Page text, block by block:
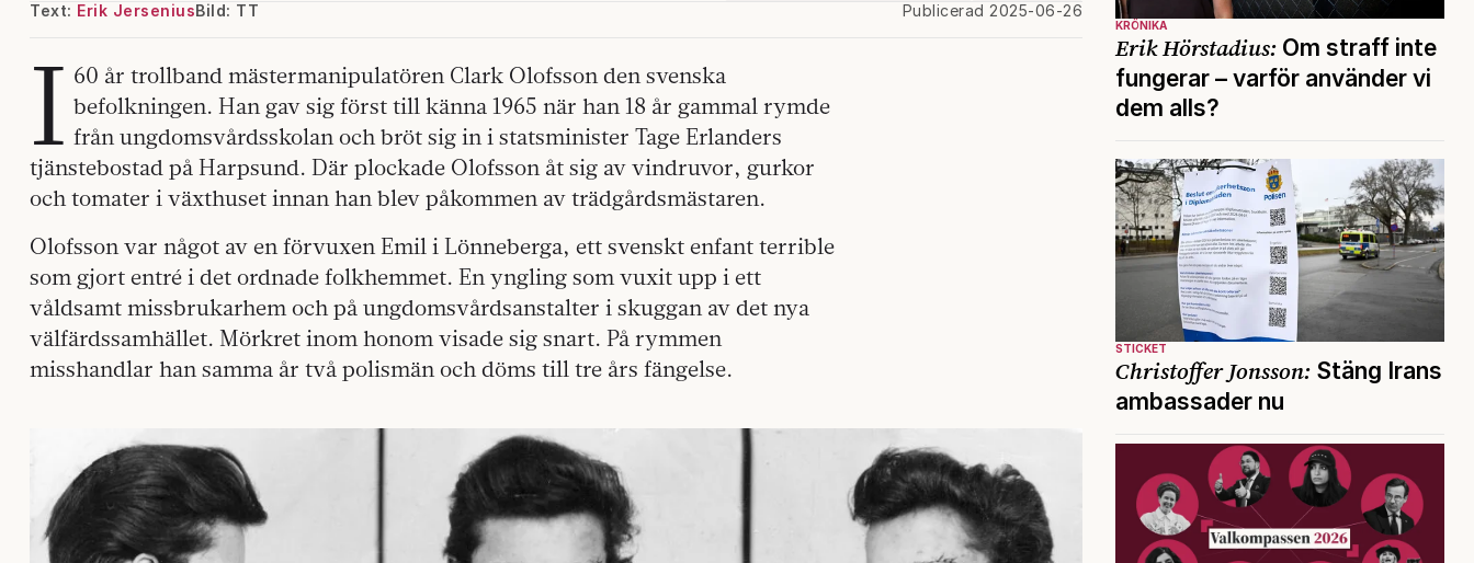
Text: Erik Jersenius Publicerad 2025-06-26
Bild: TT
I 60 år trollband mästermanipulatören Clark Olofsson den svenska
befolkningen. Han gav sig först till känna 1965 när han 18 år gammal rymde
från ungdomsvårdsskolan och bröt sig in i statsminister Tage Erlanders
tjänstebostad på Harpsund. Där plockade Olofsson åt sig av vindruvor, gurkor
och tomater i växthuset innan han blev påkommen av trädgårdsmästaren.
Olofsson var något av en förvuxen Emil i Lönneberga, ett svenskt enfant terrible
som gjort entré i det ordnade folkhemmet. En yngling som vuxit upp i ett
våldsamt missbrukarhem och på ungdomsvårdsanstalter i skuggan av det nya
välfärdssamhället. Mörkret inom honom visade sig snart. På rymmen
misshandlar han samma år två polismän och döms till tre års fängelse.
KRÖNIKA
Erik Hörstadius: Om straff inte
fungerar – varför använder vi
dem alls?
STICKET
Christoffer Jonsson: Stäng Irans
ambassader nu